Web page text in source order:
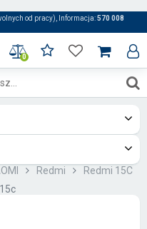
od pracy), Informacja:570 008
0
Redmi
Redmi 15C